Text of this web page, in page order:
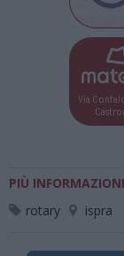
Via
PIÙ
rotary
ispra